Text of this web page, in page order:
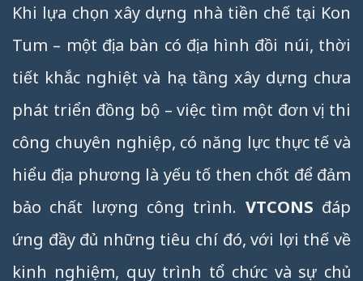
Khi lựa chọn xây dựng nhà tiền chế tại Kon
Tum – một địa bàn có địa hình đồi núi, thời
tiết khắc nghiệt và hạ tầng xây dựng chưa
phát triển đồng bộ – việc tìm một đơn vị thi
công chuyên nghiệp, có năng lực thực tế và
hiểu địa phương là yếu tố then chốt để đảm
bảo chất lượng công trình. VTCONS đáp
ứng đầy đủ những tiêu chí đó, với lợi thế về
kinh nghiệm, quy trình tổ chức và sự chủ